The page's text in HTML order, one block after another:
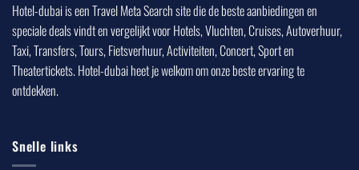
Hotel-dubai is een Travel Meta Search site die de beste aanbiedingen en
speciale deals vindt en vergelijkt voor Hotels, Vluchten, Cruises, Autoverhuur,
Taxi, Transfers, Tours, Fietsverhuur, Activiteiten, Concert, Sport en
Theatertickets. Hotel-dubai heet je welkom om onze beste ervaring te
ontdekken.
Snelle links